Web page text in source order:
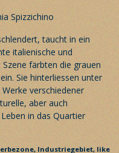
taucht in ein
italienische und
färbten die grauen
Sie hinterliessen unter
verschiedener
aber auch
in das Quartier
Industriegebiet, like